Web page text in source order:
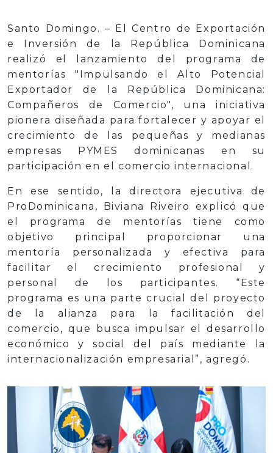
Santo Domingo. – El Centro de Exportación
e Inversión de la República Dominicana
realizó el lanzamiento del programa de
mentorías "Impulsando el Alto Potencial
Exportador de la República Dominicana:
Compañeros de Comercio", una iniciativa
pionera diseñada para fortalecer y apoyar el
crecimiento de las pequeñas y medianas
empresas PYMES dominicanas en su
participación en el comercio internacional.
En ese sentido, la directora ejecutiva de
ProDominicana, Biviana Riveiro explicó que
el programa de mentorías tiene como
objetivo principal proporcionar una
mentoría personalizada y efectiva para
facilitar el crecimiento profesional y
personal de los participantes. “Este
programa es una parte crucial del proyecto
de la alianza para la facilitación del
comercio, que busca impulsar el desarrollo
económico y social del país mediante la
internacionalización empresarial”, agregó.